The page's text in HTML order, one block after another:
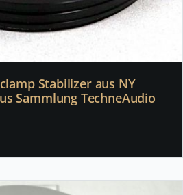
Stabilizer aus NY
Sammlung TechneAudio